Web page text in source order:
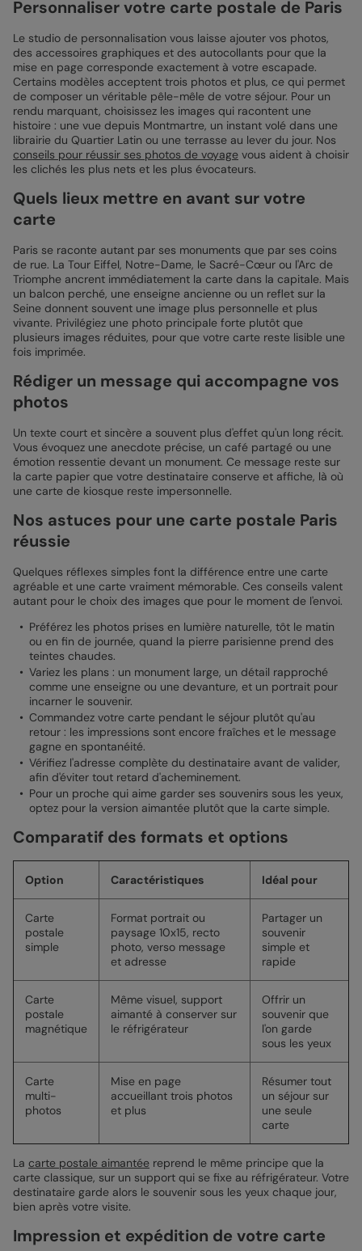
Personnaliser votre carte postale de Paris
Le studio de personnalisation vous laisse ajouter vos photos,
des accessoires graphiques et des autocollants pour que la
mise en page corresponde exactement à votre escapade.
Certains modèles acceptent trois photos et plus, ce qui permet
de composer un véritable pêle-mêle de votre séjour. Pour un
rendu marquant, choisissez les images qui racontent une
histoire : une vue depuis Montmartre, un instant volé dans une
librairie du Quartier Latin ou une terrasse au lever du jour. Nos
conseils pour réussir ses photos de voyage vous aident à choisir
les clichés les plus nets et les plus évocateurs.
Quels lieux mettre en avant sur votre
carte
Paris se raconte autant par ses monuments que par ses coins
de rue. La Tour Eiffel, Notre-Dame, le Sacré-Cœur ou l'Arc de
Triomphe ancrent immédiatement la carte dans la capitale. Mais
un balcon perché, une enseigne ancienne ou un reflet sur la
Seine donnent souvent une image plus personnelle et plus
vivante. Privilégiez une photo principale forte plutôt que
plusieurs images réduites, pour que votre carte reste lisible une
fois imprimée.
Rédiger un message qui accompagne vos
photos
Un texte court et sincère a souvent plus d'effet qu'un long récit.
Vous évoquez une anecdote précise, un café partagé ou une
émotion ressentie devant un monument. Ce message reste sur
la carte papier que votre destinataire conserve et affiche, là où
une carte de kiosque reste impersonnelle.
Nos astuces pour une carte postale Paris
réussie
Quelques réflexes simples font la différence entre une carte
agréable et une carte vraiment mémorable. Ces conseils valent
autant pour le choix des images que pour le moment de l'envoi.
Préférez les photos prises en lumière naturelle, tôt le matin
ou en fin de journée, quand la pierre parisienne prend des
teintes chaudes.
Variez les plans : un monument large, un détail rapproché
comme une enseigne ou une devanture, et un portrait pour
incarner le souvenir.
Commandez votre carte pendant le séjour plutôt qu'au
retour : les impressions sont encore fraîches et le message
gagne en spontanéité.
Vérifiez l'adresse complète du destinataire avant de valider,
afin d'éviter tout retard d'acheminement.
Pour un proche qui aime garder ses souvenirs sous les yeux,
optez pour la version aimantée plutôt que la carte simple.
Comparatif des formats et options
Option Caractéristiques Idéal pour
Carte
postale
simple
Format portrait ou
paysage 10x15, recto
photo, verso message
et adresse
Partager un
souvenir
simple et
rapide
Carte
postale
magnétique
Même visuel, support
aimanté à conserver sur
le réfrigérateur
Offrir un
souvenir que
l'on garde
sous les yeux
Carte
multi-
photos
Mise en page
accueillant trois photos
et plus
Résumer tout
un séjour sur
une seule
carte
La carte postale aimantée reprend le même principe que la
carte classique, sur un support qui se fixe au réfrigérateur. Votre
destinataire garde alors le souvenir sous les yeux chaque jour,
bien après votre visite.
Impression et expédition de votre carte